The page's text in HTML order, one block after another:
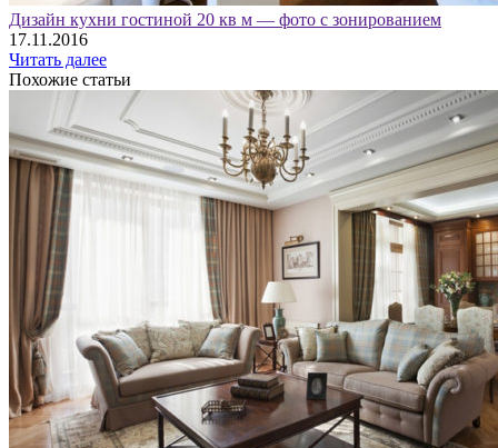
Дизайн кухни гостиной 20 кв м — фото с зонированием
17.11.2016
Читать далее
Похожие статьи